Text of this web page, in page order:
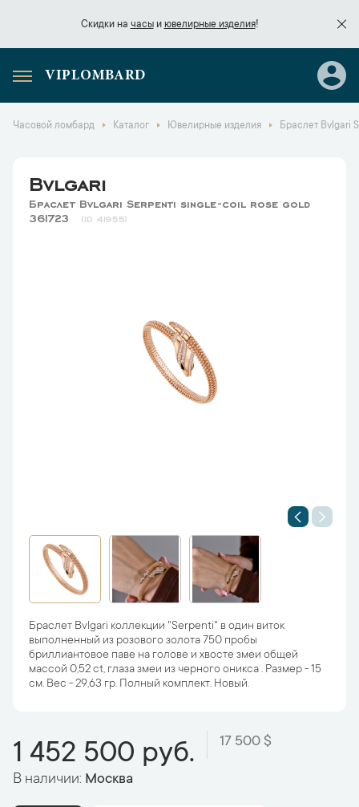
Скидки на часыи ювелирные изделия!
Скидки начасы
VIPLOMBARD
Часовой ломбард Каталог Ювелирные изделия Браслет Bvlgari
Bvlgari
Браслет Bvlgari Serpenti single-coil rose gold
361723
41955
Браслет Bvlgari коллекции "Serpenti" в один виток
выполненный из розового золота 750 пробы
бриллиантовое паве на голове и хвосте змеи общей
массой 0,52 ct, глаза змеи из черного оникса . Размер - 15
см. Вес - 29,63 гр. Полный комплект. Новый.
1 452 500 руб. 17 500 $
В наличии: Москва